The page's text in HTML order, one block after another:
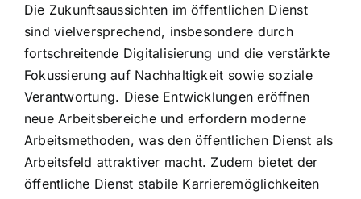
Die Zukunftsaussichten im öffentlichen Dienst
sind vielversprechend, insbesondere durch
fortschreitende Digitalisierung und die verstärkte
Fokussierung auf Nachhaltigkeit sowie soziale
Verantwortung. Diese Entwicklungen eröffnen
neue Arbeitsbereiche und erfordern moderne
Arbeitsmethoden, was den öffentlichen Dienst als
Arbeitsfeld attraktiver macht. Zudem bietet der
öffentliche Dienst stabile Karrieremöglichkeiten